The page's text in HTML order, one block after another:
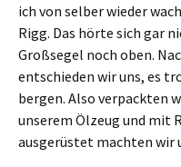
ich von selber wieder
Rigg. Das hörte sich gar
Großsegel noch oben.
entschieden wir uns, es
bergen. Also verpackten
unserem Ölzeug und mit
ausgerüstet machten wir